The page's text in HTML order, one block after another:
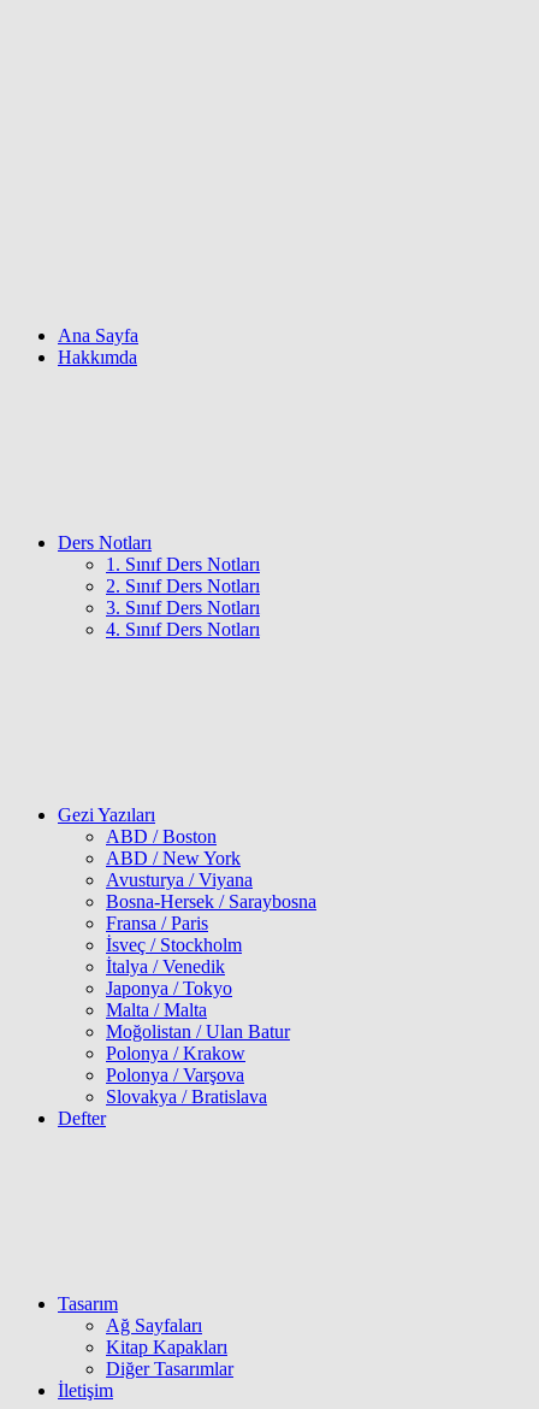
Ana Sayfa
Hakkımda
Ders Notları
1. Sınıf Ders Notları
2. Sınıf Ders Notları
3. Sınıf Ders Notları
4. Sınıf Ders Notları
Gezi Yazıları
ABD / Boston
ABD / New York
Avusturya / Viyana
Bosna-Hersek / Saraybosna
Fransa / Paris
İsveç / Stockholm
İtalya / Venedik
Japonya / Tokyo
Malta / Malta
Moğolistan / Ulan Batur
Polonya / Krakow
Polonya / Varşova
Slovakya / Bratislava
Defter
Tasarım
Ağ Sayfaları
Kitap Kapakları
Diğer Tasarımlar
İletişim